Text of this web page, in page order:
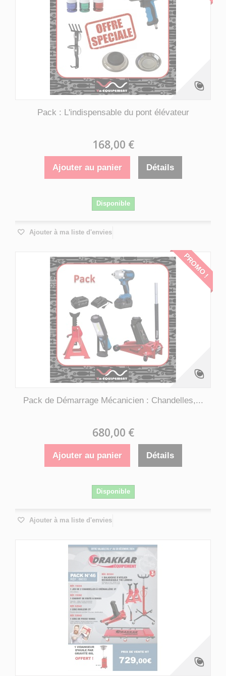
Pack : L'indispensable du pont élévateur
168,00 €
Ajouter au panier Détails
Disponible
Ajouter à ma liste d'envies
PROMO !
Pack de Démarrage Mécanicien : Chandelles,...
680,00 €
Ajouter au panier Détails
Disponible
Ajouter à ma liste d'envies